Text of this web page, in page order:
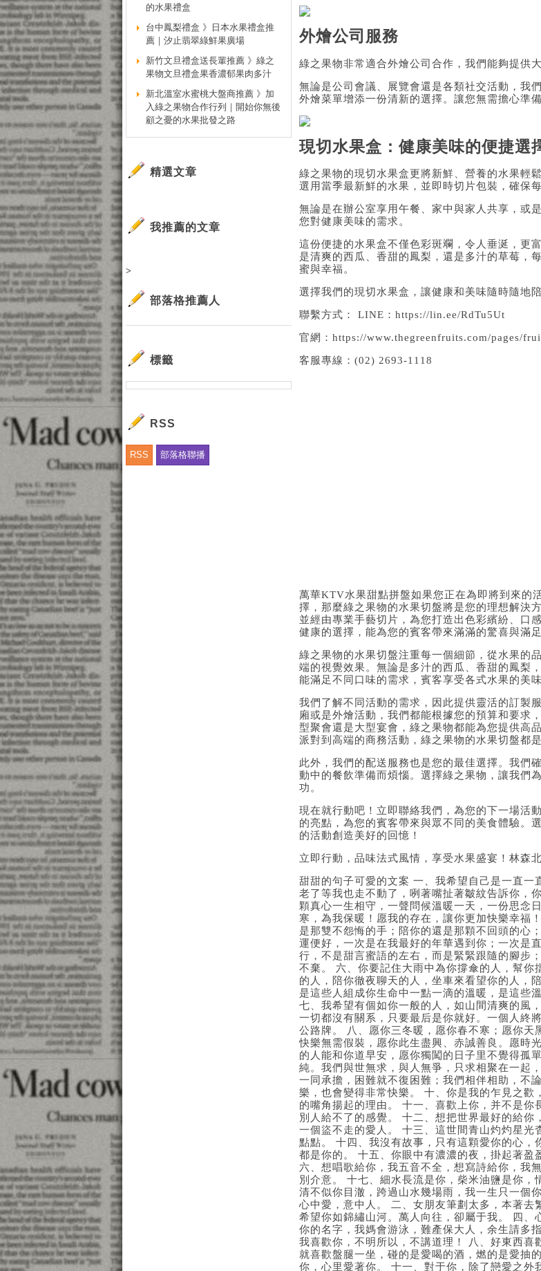
外燴公司服務
綠之果物非常適合外燴公司合作，我們能夠提供
無論是公司會議、展覽會還是各類社交活動，我
外燴菜單增添一份清新的選擇。讓您無需擔心準
現切水果盒：健康美味的便捷選
綠之果物的現切水果盒更將新鮮、營養的水果輕
選用當季最新鮮的水果，並即時切片包裝，確保
無論是在辦公室享用午餐、家中與家人共享，或
您對健康美味的需求。
這份便捷的水果盒不僅色彩斑斕，令人垂涎，更
是清爽的西瓜、香甜的鳳梨，還是多汁的草莓，
蜜與幸福。
選擇我們的現切水果盒，讓健康和美味隨時隨地
聯繫方式： LINE： https://lin.ee/RdTu5Ut
官網： https://www.thegreenfruits.com/pages/
客服專線：(02) 2693-1118
萬華KTV水果甜點拼盤如果您正在為即將到來的
擇，那麼綠之果物的水果切盤將是您的理想解決
並經由專業手藝切片，為您打造出色彩繽紛、口
健康的選擇，能為您的賓客帶來滿滿的驚喜與滿足
綠之果物的水果切盤注重每一個細節，從水果的
端的視覺效果。無論是多汁的西瓜、香甜的鳳梨
能滿足不同口味的需求，賓客享受各式水果的美味
我們了解不同活動的需求，因此提供靈活的訂製
廂或是外燴活動，我們都能根據您的預算和要求
型聚會還是大型宴會，綠之果物都能為您提供高
派對到高端的商務活動，綠之果物的水果切盤都
此外，我們的配送服務也是您的最佳選擇。我們
動中的餐飲準備而煩惱。選擇綠之果物，讓我們
功。
現在就行動吧！立即聯絡我們，為您的下一場活
的亮點，為您的賓客帶來與眾不同的美食體驗。
的活動創造美好的回憶！
立即行動，品味法式風情，享受水果盛宴！林森
甜甜的句子可愛的文案 一、我希望自己是一直
老了等我也走不動了，咧著嘴扯著皺紋告訴你，
顆真心一生相守，一聲問候溫暖一天，一份思念
寒，為我保暖！愿我的存在，讓你更加快樂幸福
是那雙不怨悔的手；陪你的還是那顆不回頭的心
運便好，一次是在我最好的年華遇到你；一次是
行，不是甜言蜜語的左右，而是緊緊跟隨的腳步
不棄。 六、你要記住大雨中為你撐傘的人，幫
的人，陪你徹夜聊天的人，坐車來看望你的人，
是這些人組成你生命中一點一滴的溫暖，是這些
七、我希望有個如你一般的人，如山間清爽的風
一切都沒有關系，只要最后是你就好。一個人終
公路牌。 八、愿你三冬暖，愿你春不寒；愿你
快樂無需假裝，愿你此生盡興、赤誠善良。愿時
的人能和你道早安，愿你獨闖的日子里不覺得孤
純。我們與世無求，與人無爭，只求相聚在一起
一同承擔，困難就不復困難；我們相伴相助，不
樂，也會變得非常快樂。 十、你是我的乍見之
的嘴角揚起的理由。 十一、喜歡上你，并不是
別人給不了的感覺。 十二、想把世界最好的給
一個盜不走的愛人。 十三、這世間青山灼灼星
點點。 十四、我沒有故事，只有這顆愛你的心，
都是你的。 十五、你眼中有濃濃的夜，掛起著
六、想唱歌給你，我五音不全，想寫詩給你，我
別介意。 十七、細水長流是你，柴米油鹽是你
清不似你目澈，跨過山水幾場雨，我一生只一個
心中愛，意中人。 二、女朋友筆劃太多，本著
希望你如錦繡山河。萬人向往，卻屬于我。 四
你的名字，我媽會游泳，難產保大人，余生請多
我喜歡你，不明所以，不講道理！ 八、好東西
就喜歡盤腿一坐，碰的是愛喝的酒，燃的是愛抽
你，心里愛著你。 十一、對于你，除了戀愛之
的水果禮盒
台中鳳梨禮盒 》日本水果禮盒推
薦｜汐止翡翠綠鮮果廣場
新竹文旦禮盒送長輩推薦 》綠之
果物文旦禮盒果香濃郁果肉多汁
新北溫室水蜜桃大盤商推薦 》加
入綠之果物合作行列｜開始你無後
顧之憂的水果批發之路
精選文章
我推薦的文章
>
部落格推薦人
標籤
RSS
RSS 部落格聯播